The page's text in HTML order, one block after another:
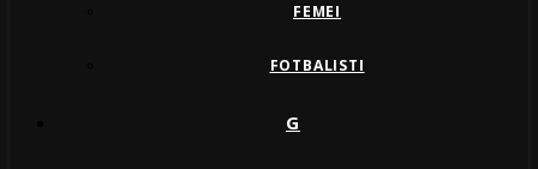
FEMEI
FOTBALISTI
G